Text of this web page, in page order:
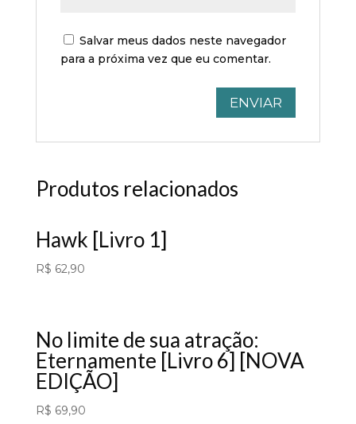
Salvar meus dados neste navegador
para a próxima vez que eu comentar.
Produtos relacionados
Hawk [Livro 1]
R$ 62,90
No limite de sua atração:
Eternamente [Livro 6] [NOVA
EDIÇÃO]
R$ 69,90